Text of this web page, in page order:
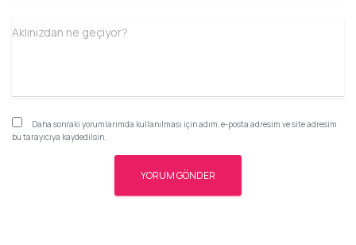
Aklınızdan ne geçiyor?
Daha sonraki yorumlarımda kullanılması için adım, e-posta adresim ve site adresim
bu tarayıcıya kaydedilsin.